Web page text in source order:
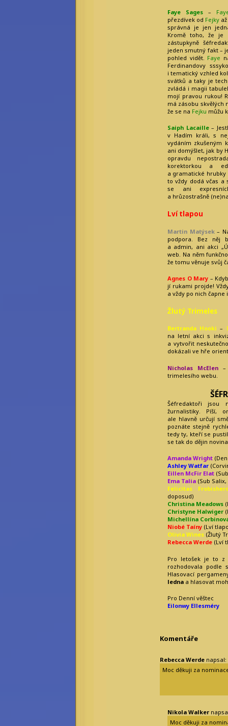
Faye Sages –
přezdívek od Fejky
správná je jen
Kromě toho, že je
zástupkyně
jeden smutný fakt –
pohled vidět. Faye
Ferdinandovy
i tematický vzhled
svátků a taky je
zvládá i magii
mojí pravou rukou!
má zásobu skvělých
že se na Fejku můžu
Saiph Lacaille–
v Hadím králi, s
vydáním zkušeným
ani domýšlet, jak by
opravdu
korektorkou a
a gramatické
to vždy dodá včas a
se ani
a hrůzostrašně
Lví tlapou
Martin Matýsek–
podpora. Bez něj
a admin, ani akci
web. Na něm
že tomu věnuje svůj
Agnes O Mary –
jí rukami projde!
a vždy po nich
Žlutý Trimeles
Bertranda Hooki –
na letní akci s
a vytvořit
dokázali ve hře
Nicholas McElen–
trimelesího webu.
Šéfredaktoři jsou
žurnalistiky. Píší,
ale hlavně určují
poznáte stejně
tedy ty, kteří se
se tak do dějin
Amanda Wright
Ashley Watfar
Eillen McFir Elat
Ema Talia (Sub
Felicitas
doposud)
Christina Meadows
Christyne Halwiger
Michellína
Niobé Taíny (Lví
Olivia Wines (Žlutý
Rebecca Werde (Lví
Pro letošek je to z
rozhodovala podle
Hlasovací
ledna a hlasovat
Pro Denní věštec
Eilonwy Ellesméry
Komentáře
Rebecca Werde napsal:
Moc děkuji za
Nikola Walker
Moc děkuji za